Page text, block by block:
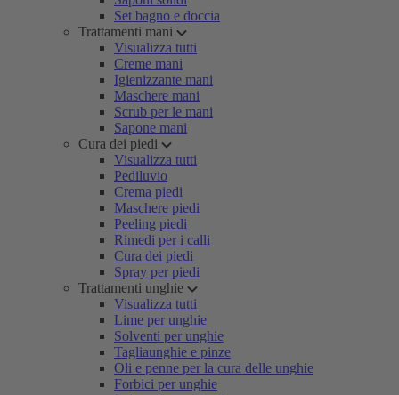
Set bagno e doccia
Trattamenti mani
Visualizza tutti
Creme mani
Igienizzante mani
Maschere mani
Scrub per le mani
Sapone mani
Cura dei piedi
Visualizza tutti
Pediluvio
Crema piedi
Maschere piedi
Peeling piedi
Rimedi per i calli
Cura dei piedi
Spray per piedi
Trattamenti unghie
Visualizza tutti
Lime per unghie
Solventi per unghie
Tagliaunghie e pinze
Oli e penne per la cura delle unghie
Forbici per unghie